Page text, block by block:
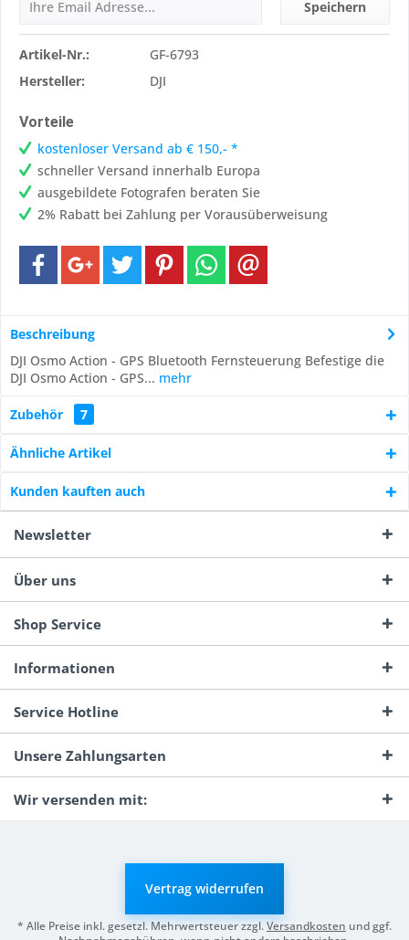
Speichern
Artikel-Nr.:
GF-6793
Hersteller:
DJI
Vorteile
kostenloser Versand ab € 150,- *
schneller Versand innerhalb Europa
ausgebildete Fotografen beraten Sie
2% Rabatt bei Zahlung per Vorausüberweisung
Beschreibung
DJI Osmo Action - GPS Bluetooth Fernsteuerung Befestige die
DJI Osmo Action - GPS... mehr
Zubehör 7
Ähnliche Artikel
Kunden kauften auch
Newsletter
Über uns
Shop Service
Informationen
Service Hotline
Unsere Zahlungsarten
Wir versenden mit:
Vertrag widerrufen
* Alle Preise inkl. gesetzl. Mehrwertsteuer zzgl.Versandkosten und ggf.